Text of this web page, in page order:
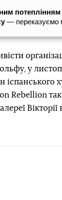
потеплінням і
— переказуємо
у
іспанського
Rebellion